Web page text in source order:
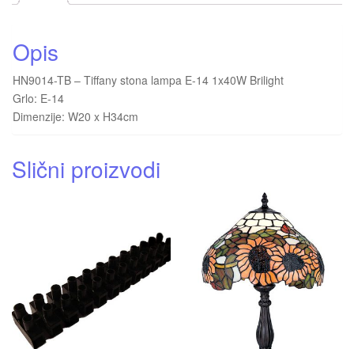
Opis
HN9014-TB – Tiffany stona lampa E-14 1x40W Brilight
Grlo: E-14
Dimenzije: W20 x H34cm
Slični proizvodi